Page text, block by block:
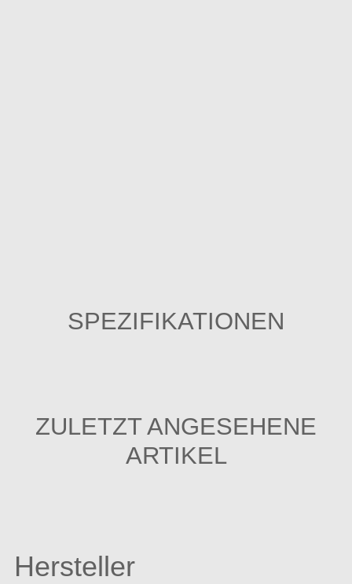
SPEZIFIKATIONEN
ZULETZT ANGESEHENE
ARTIKEL
Hersteller